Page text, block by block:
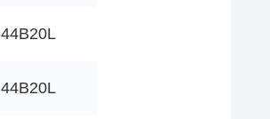
44B20L
44B20L